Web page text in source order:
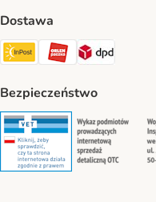
Dostawa
Paczkomat® Shipping
ORLEN Paczka
DPD
Bezpieczeństwo
Security